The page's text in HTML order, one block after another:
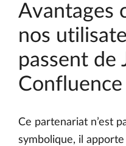
Avantages
nos
passent de
Confluence
Ce partenariat n’est
symbolique, il